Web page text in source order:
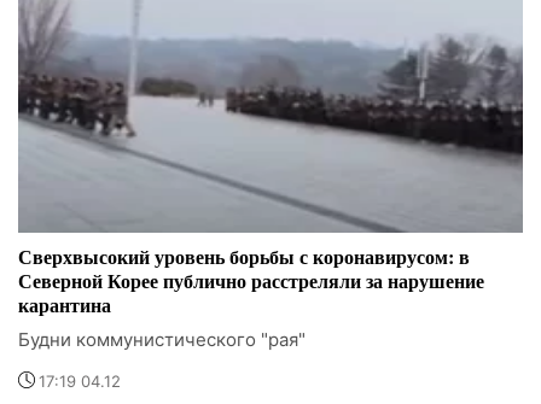
Сверхвысокий уровень борьбы с коронавирусом: в
Северной Корее публично расстреляли за нарушение
карантина
Будни коммунистического "рая"
17:19 04.12